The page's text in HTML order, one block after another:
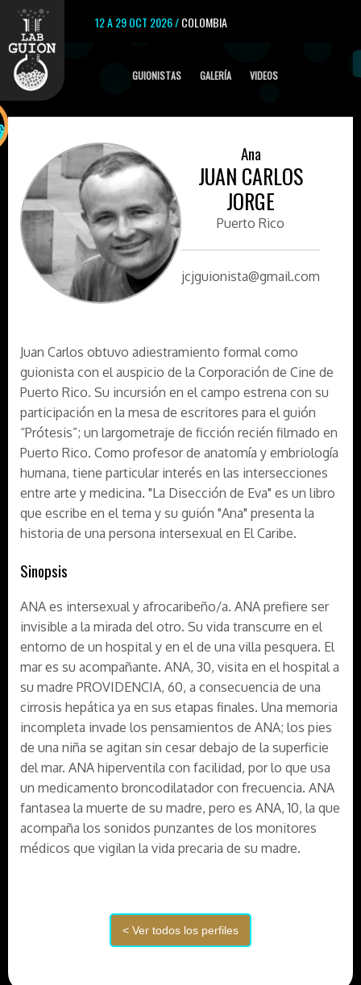
12 A 29 OCT 2026 /COLOMBIA
GUIONISTAS GALERÍA VIDEOS
Ana
JUAN CARLOS
JORGE
Puerto Rico
jcjguionista@gmail.com
Juan Carlos obtuvo adiestramiento formal como
guionista con el auspicio de la Corporación de Cine de
Puerto Rico. Su incursión en el campo estrena con su
participación en la mesa de escritores para el guión
“Prótesis”; un largometraje de ficción recién filmado en
Puerto Rico. Como profesor de anatomía y embriología
humana, tiene particular interés en las intersecciones
entre arte y medicina. "La Disección de Eva" es un libro
que escribe en el tema y su guión "Ana" presenta la
historia de una persona intersexual en El Caribe.
Sinopsis
ANA es intersexual y afrocaribeño/a. ANA prefiere ser
invisible a la mirada del otro. Su vida transcurre en el
entorno de un hospital y en el de una villa pesquera. El
mar es su acompañante. ANA, 30, visita en el hospital a
su madre PROVIDENCIA, 60, a consecuencia de una
cirrosis hepática ya en sus etapas finales. Una memoria
incompleta invade los pensamientos de ANA; los pies
de una niña se agitan sin cesar debajo de la superficie
del mar. ANA hiperventila con facilidad, por lo que usa
un medicamento broncodilatador con frecuencia. ANA
fantasea la muerte de su madre, pero es ANA, 10, la que
acompaña los sonidos punzantes de los monitores
médicos que vigilan la vida precaria de su madre.